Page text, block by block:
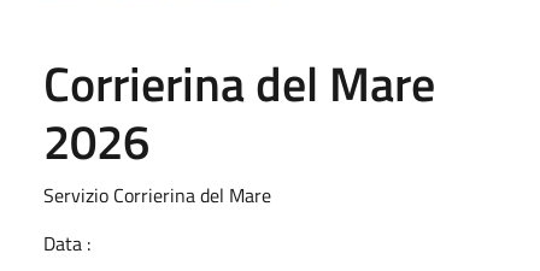
Corrierina del Mare
2026
Servizio Corrierina del Mare
Data :